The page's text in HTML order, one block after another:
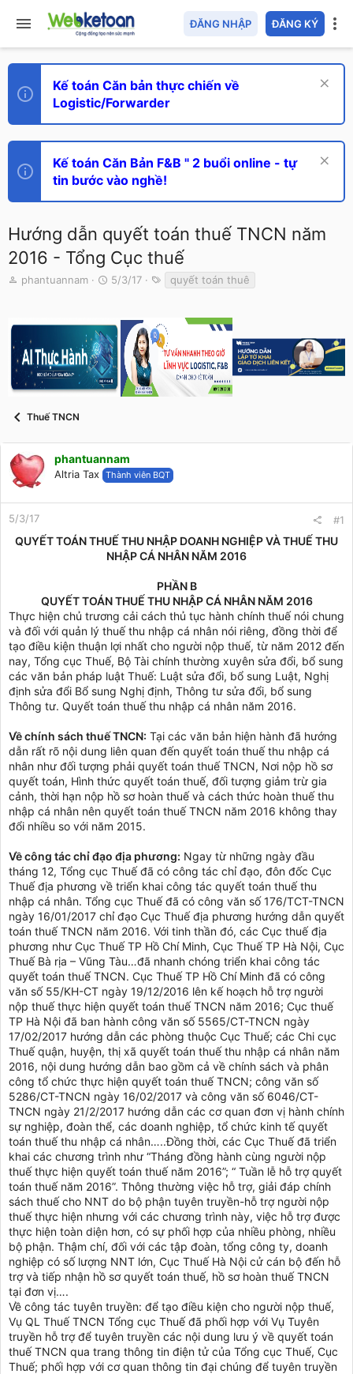
ĐĂNG NHẬP ĐĂNG KÝ
Kế toán Căn bản thực chiến về
Logistic/Forwarder
Kế toán Căn Bản F&B " 2 buổi online - tự
tin bước vào nghề!
Hướng dẫn quyết toán thuế TNCN năm
2016 - Tổng Cục thuế
T
d
s
a
phantuannam
N
g
ử
i
5/3/17
ừ
ó
a
quyết toán thuê
Thuế TNCN
phantuannam
Altria Tax Thành viên BQT
5/3/17 #1
QUYẾT TOÁN THUẾ THU NHẬP DOANH NGHIỆP VÀ THUẾ THU
NHẬP CÁ NHÂN NĂM 2016
PHẦN B
QUYẾT TOÁN THUẾ THU NHẬP CÁ NHÂN NĂM 2016
Thực hiện chủ trương cải cách thủ tục hành chính thuế nói chung
và đối với quản lý thuế thu nhập cá nhân nói riêng, đồng thời để
tạo điều kiện thuận lợi nhất cho người nộp thuế, từ năm 2012 đến
nay, Tổng cục Thuế, Bộ Tài chính thường xuyên sửa đổi, bổ sung
các văn bản pháp luật Thuế: Luật sửa đổi, bổ sung Luật, Nghị
định sửa đổi Bổ sung Nghị định, Thông tư sửa đổi, bổ sung
Thông tư. Quyết toán thuế thu nhập cá nhân năm 2016.
Về chính sách thuế TNCN: Tại các văn bản hiện hành đã hướng
dẫn rất rõ nội dung liên quan đến quyết toán thuế thu nhập cá
nhân như đối tượng phải quyết toán thuế TNCN, Nơi nộp hồ sơ
quyết toán, Hình thức quyết toán thuế, đối tượng giảm trừ gia
cảnh, thời hạn nộp hồ sơ hoàn thuế và cách thức hoàn thuế thu
nhập cá nhân nên quyết toán thuế TNCN năm 2016 không thay
đổi nhiều so với năm 2015.
Về công tác chỉ đạo địa phương: Ngay từ những ngày đầu
tháng 12, Tổng cục Thuế đã có công tác chỉ đạo, đôn đốc Cục
Thuế địa phương về triển khai công tác quyết toán thuế thu
nhập cá nhân. Tổng cục Thuế đã có công văn số 176/TCT-TNCN
ngày 16/01/2017 chỉ đạo Cục Thuế địa phương hướng dẫn quyết
toán thuế TNCN năm 2016. Với tinh thần đó, các Cục thuế địa
phương như Cục Thuế TP Hồ Chí Minh, Cục Thuế TP Hà Nội, Cục
Thuế Bà rịa – Vũng Tàu…đã nhanh chóng triển khai công tác
quyết toán thuế TNCN. Cục Thuế TP Hồ Chí Minh đã có công
văn số 55/KH-CT ngày 19/12/2016 lên kế hoạch hỗ trợ người
nộp thuế thực hiện quyết toán thuế TNCN năm 2016; Cục thuế
TP Hà Nội đã ban hành công văn số 5565/CT-TNCN ngày
17/02/2017 hướng dẫn các phòng thuộc Cục Thuế; các Chi cục
Thuế quận, huyện, thị xã quyết toán thuế thu nhập cá nhân năm
2016, nội dung hướng dẫn bao gồm cả về chính sách và phân
công tổ chức thực hiện quyết toán thuế TNCN; công văn số
5286/CT-TNCN ngày 16/02/2017 và công văn số 6046/CT-
TNCN ngày 21/2/2017 hướng dẫn các cơ quan đơn vị hành chính
sự nghiệp, đoàn thể, các doanh nghiệp, tổ chức kinh tế quyết
toán thuế thu nhập cá nhân…..Đồng thời, các Cục Thuế đã triển
khai các chương trình như “Tháng đồng hành cùng người nộp
thuế thực hiện quyết toán thuế năm 2016”; “ Tuần lễ hỗ trợ quyết
toán thuế năm 2016”. Thông thường việc hỗ trợ, giải đáp chính
sách thuế cho NNT do bộ phận tuyên truyền-hỗ trợ người nộp
thuế thực hiện nhưng với các chương trình này, việc hỗ trợ được
thực hiện toàn diện hơn, có sự phối hợp của nhiều phòng, nhiều
bộ phận. Thậm chí, đối với các tập đoàn, tổng công ty, doanh
nghiệp có số lượng NNT lớn, Cục Thuế Hà Nội cử cán bộ đến hỗ
trợ và tiếp nhận hồ sơ quyết toán thuế, hồ sơ hoàn thuế TNCN
tại đơn vị….
Về công tác tuyên truyền: để tạo điều kiện cho người nộp thuế,
Vụ QL Thuế TNCN Tổng cục Thuế đã phối hợp với Vụ Tuyên
truyền hỗ trợ để tuyên truyền các nội dung lưu ý về quyết toán
thuế TNCN qua trang thông tin điện tử của Tổng cục Thuế, Cục
Thuế; phối hợp với cơ quan thông tin đại chúng để tuyên truyền